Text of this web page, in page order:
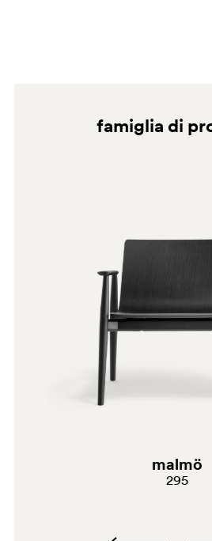
famiglia di
malmö
295